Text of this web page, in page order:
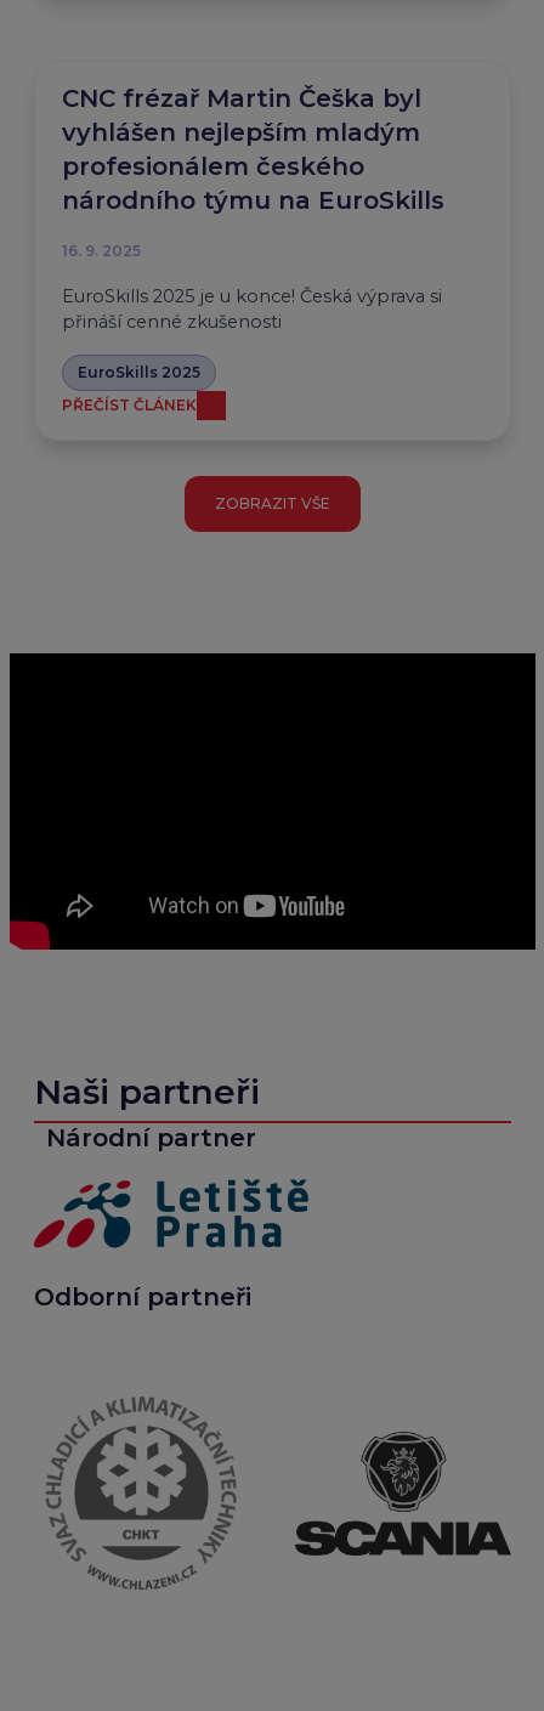
CNC frézař Martin Češka byl
vyhlášen nejlepším mladým
profesionálem českého
národního týmu na EuroSkills
16. 9. 2025
EuroSkills 2025 je u konce! Česká výprava si
přináší cenné zkušenosti
EuroSkills 2025
PŘEČÍST ČLÁNEK
ZOBRAZIT VŠE
Naši partneři
Národní partner
Odborní partneři